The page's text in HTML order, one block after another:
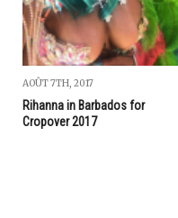
AOÛT 7TH, 2017
Rihanna in Barbados for
Cropover 2017